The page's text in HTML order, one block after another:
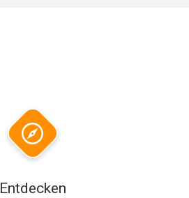
Entdecken